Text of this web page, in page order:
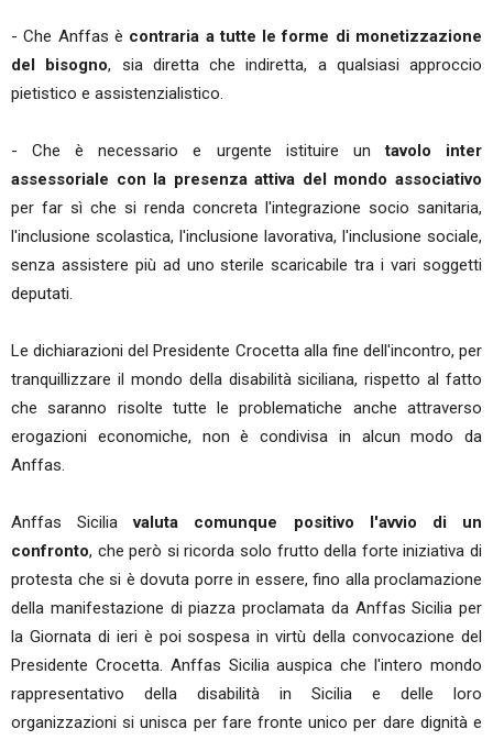
- Che Anffas è contraria a tutte le forme di monetizzazione
del bisogno, sia diretta che indiretta, a qualsiasi approccio
pietistico e assistenzialistico.
- Che è necessario e urgente istituire untavolo inter
assessoriale con la presenza attiva del mondo associativo
per far sì che si renda concreta l'integrazione socio sanitaria,
l'inclusione scolastica, l'inclusione lavorativa, l'inclusione sociale,
senza assistere più ad uno sterile scaricabile tra i vari soggetti
deputati.
Le dichiarazioni del Presidente Crocetta alla fine dell'incontro, per
tranquillizzare il mondo della disabilità siciliana, rispetto al fatto
che saranno risolte tutte le problematiche anche attraverso
erogazioni economiche, non è condivisa in alcun modo da
Anffas.
Anffas Siciliavaluta comunque positivo l'avvio di un
confronto, che però si ricorda solo frutto della forte iniziativa di
protesta che si è dovuta porre in essere, fino alla proclamazione
della manifestazione di piazza proclamata da Anffas Sicilia per
la Giornata di ieri è poi sospesa in virtù della convocazione del
Presidente Crocetta. Anffas Sicilia auspica che l'intero mondo
rappresentativo della disabilità in Sicilia e delle loro
organizzazioni si unisca per fare fronte unico per dare dignità e